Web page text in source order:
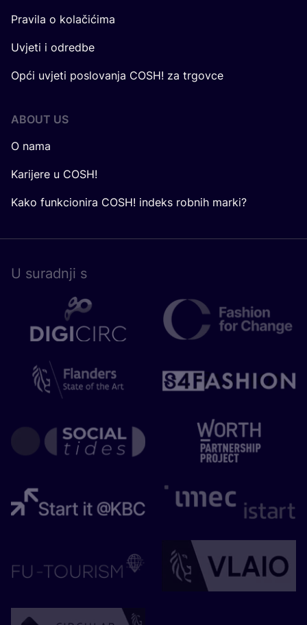
Pravila o kolačićima
Uvjeti i odredbe
Opći uvjeti poslovanja COSH! za trgovce
ABOUT US
O nama
Karijere u COSH!
Kako funkcionira COSH! indeks robnih marki?
U surad­nji s